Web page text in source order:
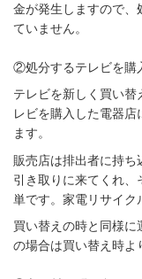
金が発生しますので、
ていません。
②処分するテレビを購
テレビを新しく買い替
レビを購入した電器店
ます。
販売店は排出者に持
引き取りに来てくれ、
単です。家電リサイク
買い替えの時と同様に
の場合は買い替え時よ